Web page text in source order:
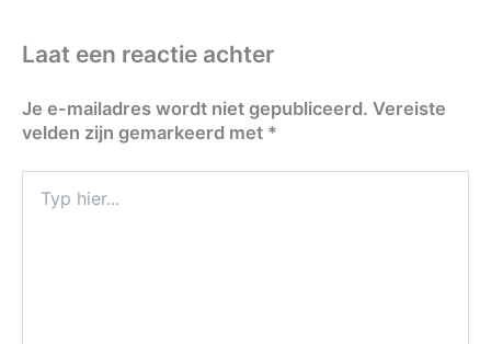
Laat een reactie achter
Je e-mailadres wordt niet gepubliceerd. Vereiste
velden zijn gemarkeerd met *
hier...